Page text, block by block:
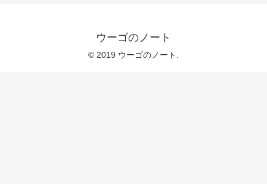
ウーゴのノート
© 2019 ウーゴのノート.